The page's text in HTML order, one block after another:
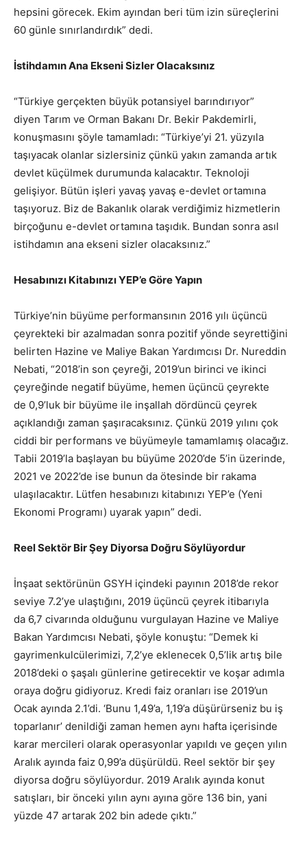
hepsini görecek. Ekim ayından beri tüm izin süreçlerini
60 günle sınırlandırdık” dedi.
İstihdamın Ana Ekseni Sizler Olacaksınız
“Türkiye gerçekten büyük potansiyel barındırıyor”
diyen Tarım ve Orman Bakanı Dr. Bekir Pakdemirli,
konuşmasını şöyle tamamladı: “Türkiye’yi 21. yüzyıla
taşıyacak olanlar sizlersiniz çünkü yakın zamanda artık
devlet küçülmek durumunda kalacaktır. Teknoloji
gelişiyor. Bütün işleri yavaş yavaş e-devlet ortamına
taşıyoruz. Biz de Bakanlık olarak verdiğimiz hizmetlerin
birçoğunu e-devlet ortamına taşıdık. Bundan sonra asıl
istihdamın ana ekseni sizler olacaksınız.”
Hesabınızı Kitabınızı YEP’e Göre Yapın
Türkiye’nin büyüme performansının 2016 yılı üçüncü
çeyrekteki bir azalmadan sonra pozitif yönde seyrettiğini
belirten Hazine ve Maliye Bakan Yardımcısı Dr. Nureddin
Nebati, “2018’in son çeyreği, 2019’un birinci ve ikinci
çeyreğinde negatif büyüme, hemen üçüncü çeyrekte
de 0,9’luk bir büyüme ile inşallah dördüncü çeyrek
açıklandığı zaman şaşıracaksınız. Çünkü 2019 yılını çok
ciddi bir performans ve büyümeyle tamamlamış olacağız.
Tabii 2019’la başlayan bu büyüme 2020’de 5’in üzerinde,
2021 ve 2022’de ise bunun da ötesinde bir rakama
ulaşılacaktır. Lütfen hesabınızı kitabınızı YEP’e (Yeni
Ekonomi Programı) uyarak yapın” dedi.
Reel Sektör Bir Şey Diyorsa Doğru Söylüyordur
İnşaat sektörünün GSYH içindeki payının 2018’de rekor
seviye 7.2’ye ulaştığını, 2019 üçüncü çeyrek itibarıyla
da 6,7 civarında olduğunu vurgulayan Hazine ve Maliye
Bakan Yardımcısı Nebati, şöyle konuştu: “Demek ki
gayrimenkulcülerimizi, 7,2’ye eklenecek 0,5’lik artış bile
2018’deki o şaşalı günlerine getirecektir ve koşar adımla
oraya doğru gidiyoruz. Kredi faiz oranları ise 2019’un
Ocak ayında 2.1’di. ‘Bunu 1,49’a, 1,19’a düşürürseniz bu iş
toparlanır’ denildiği zaman hemen aynı hafta içerisinde
karar mercileri olarak operasyonlar yapıldı ve geçen yılın
Aralık ayında faiz 0,99’a düşürüldü. Reel sektör bir şey
diyorsa doğru söylüyordur. 2019 Aralık ayında konut
satışları, bir önceki yılın aynı ayına göre 136 bin, yani
yüzde 47 artarak 202 bin adede çıktı.”